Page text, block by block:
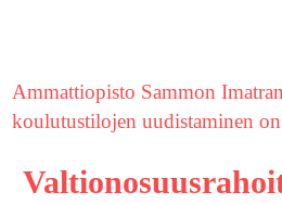
Ammattiopisto Sammon
koulutustilojen uudistaminen on